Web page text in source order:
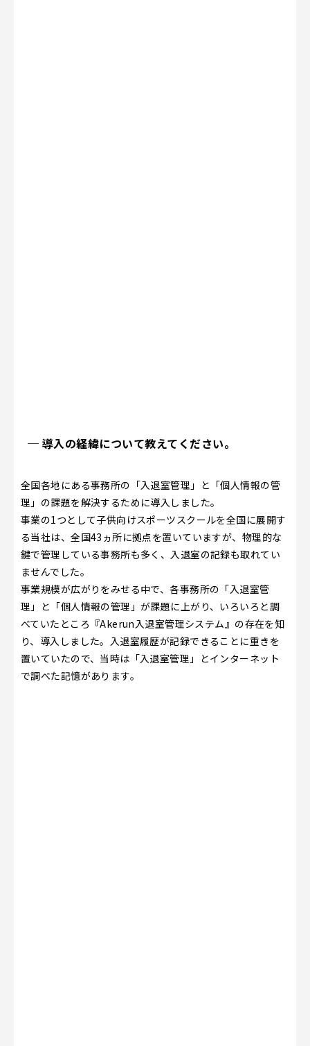
─ 導入の経緯について教えてください。
全国各地にある事務所の「入退室管理」と「個人情報の管
理」の課題を解決するために導入しました。
事業の1つとして子供向けスポーツスクールを全国に展開す
る当社は、全国43ヵ所に拠点を置いていますが、物理的な
鍵で管理している事務所も多く、入退室の記録も取れてい
ませんでした。
事業規模が広がりをみせる中で、各事務所の「入退室管
理」と「個人情報の管理」が課題に上がり、いろいろと調
べていたところ『Akerun入退室管理システム』の存在を知
り、導入しました。入退室履歴が記録できることに重きを
置いていたので、当時は「入退室管理」とインターネット
で調べた記憶があります。